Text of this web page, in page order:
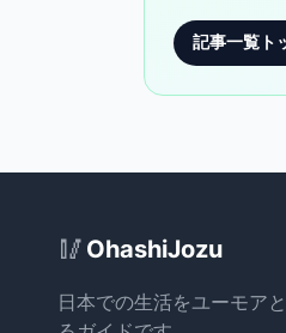
記事一覧ト
Site Footer
🥢 OhashiJozu
日本での生活をユーモア